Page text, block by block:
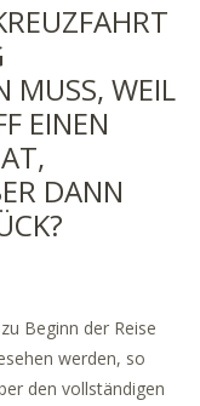
MUSS, WEIL
EINEN
DANN
Beginn der Reise
werden, so
den vollständigen